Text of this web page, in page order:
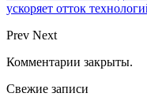
ускоряет отток
Prev Next
Комментарии закрыты.
Свежие записи